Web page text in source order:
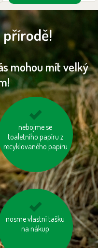
přírodě!
mohou mít velký
nebojme se
toaletního papíru z
recyklovaného papíru
vypínejme el.
spotřebiče (TV, PC
apd.)
nosme vlastní tašku
na nákup
nenechávejme je
zapnuté ani v režimu